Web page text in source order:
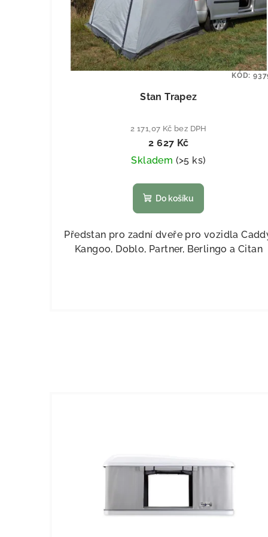
Stan Trapez
2 171,07 Kč bez DPH
2 627 Kč
Skladem (>5 ks)
Do košíku
Předstan pro zadní dveře pro vozidla
Kangoo, Doblo, Partner, Berlingo a Citan
KÓD: